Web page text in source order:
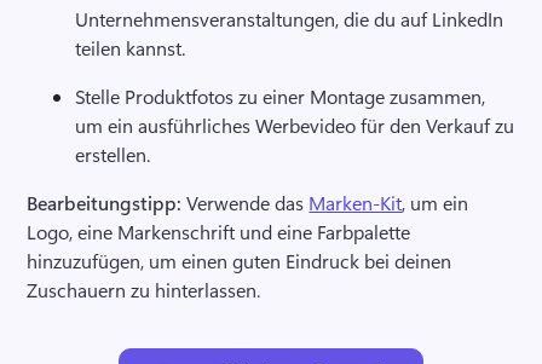
Unternehmensveranstaltungen, die du auf LinkedIn
teilen kannst.
Stelle Produktfotos zu einer Montage zusammen,
um ein ausführliches Werbevideo für den Verkauf zu
erstellen.
Bearbeitungstipp: Verwende das Marken-Kit, um ein
Logo, eine Markenschrift und eine Farbpalette
hinzuzufügen, um einen guten Eindruck bei deinen
Zuschauern zu hinterlassen.